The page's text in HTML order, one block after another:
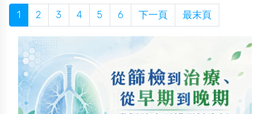
1 2 3 4 5 6 下一頁 最末頁